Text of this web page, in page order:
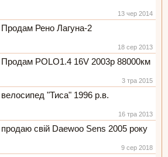
13 чер 2014
Продам Рено Лагуна-2
18 сер 2013
Продам POLO1.4 16V 2003р 88000км
3 тра 2015
велосипед "Тиса" 1996 р.в.
16 тра 2013
продаю свій Daewoo Sens 2005 року
9 сер 2018